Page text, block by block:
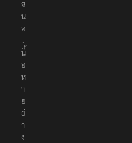
ส
น
อ
เ
นื้
อ
ห
า
อ
ย่
า
ง